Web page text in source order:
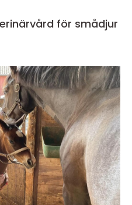
för smådjur